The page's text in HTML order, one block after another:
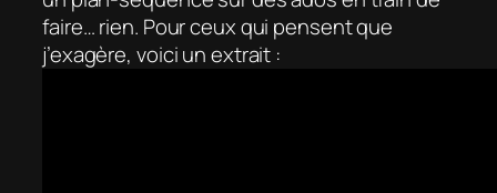
faire… rien. Pour ceux qui pensent que
j’exagère, voici un extrait :